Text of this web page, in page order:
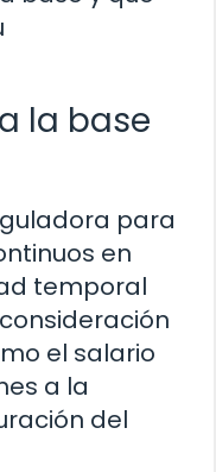
la base
para
en
temporal
el salario
a la
del